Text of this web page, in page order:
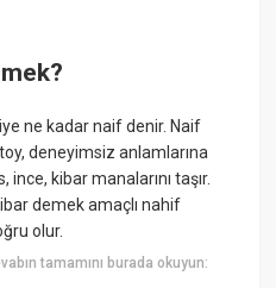
ne kadar naif denir. Naif
deneyimsiz anlamlarına
kibar manalarını taşır.
demek amaçlı nahif
olur.
tamamını burada okuyun: